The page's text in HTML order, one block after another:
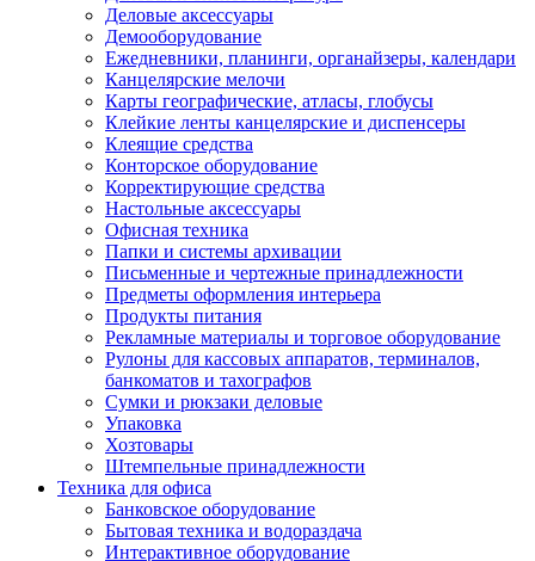
Деловые аксессуары
Демооборудование
Ежедневники, планинги, органайзеры, календари
Канцелярские мелочи
Карты географические, атласы, глобусы
Клейкие ленты канцелярские и диспенсеры
Клеящие средства
Конторское оборудование
Корректирующие средства
Настольные аксессуары
Офисная техника
Папки и системы архивации
Письменные и чертежные принадлежности
Предметы оформления интерьера
Продукты питания
Рекламные материалы и торговое оборудование
Рулоны для кассовых аппаратов, терминалов,
банкоматов и тахографов
Сумки и рюкзаки деловые
Упаковка
Хозтовары
Штемпельные принадлежности
Техника для офиса
Банковское оборудование
Бытовая техника и водораздача
Интерактивное оборудование